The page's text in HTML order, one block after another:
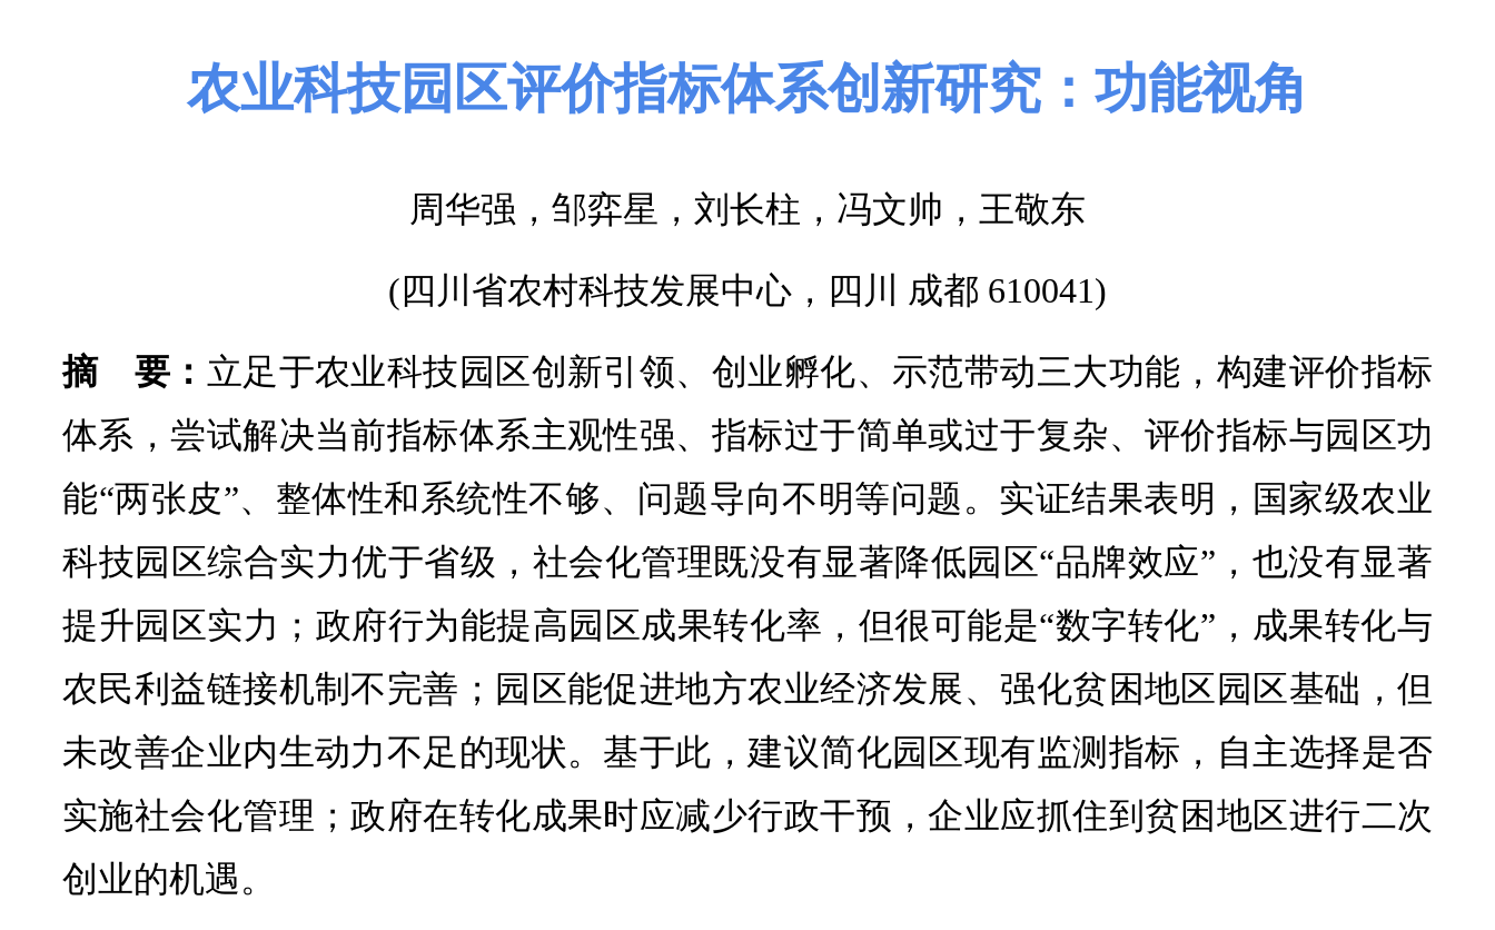
农业科技园区评价指标体系创新研究 ： 功能视角
周华强，邹弈星，刘长柱，冯文帅，王敬东
(四川省农村科技发展中心，四川 成都 610041)
摘 要： 立足于农业科技园区创新引领、创业孵化、示范带动三大功能，构建评价指标
体系，尝试解决当前指标体系主观性强、指标过于简单或过于复杂、评价指标与园区功
能“两张皮”、整体性和系统性不够、问题导向不明等问题。实证结果表明，国家级农业
科技园区综合实力优于省级，社会化管理既没有显著降低园区“品牌效应”，也没有显著
提升园区实力；政府行为能提高园区成果转化率，但很可能是“数字转化”，成果转化与
农民利益链接机制不完善；园区能促进地方农业经济发展、强化贫困地区园区基础，但
未改善企业内生动力不足的现状。基于此，建议简化园区现有监测指标，自主选择是否
实施社会化管理；政府在转化成果时应减少行政干预，企业应抓住到贫困地区进行二次
创业的机遇。